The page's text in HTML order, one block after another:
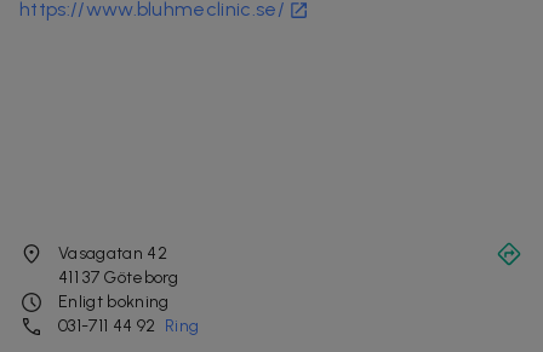
https://www.bluhmeclinic.se/
Vasagatan 42
411 37 Göteborg
Enligt bokning
031-711 44 92 Ring